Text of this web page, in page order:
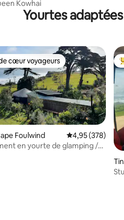
Kowhai
Yourtes
sur la base de 15 commentaires : 5
cœur voyageurs les plus appréciés
cœur voyageurs
Foulwind Évaluation
4,95 (378)
en yourte de glamping /